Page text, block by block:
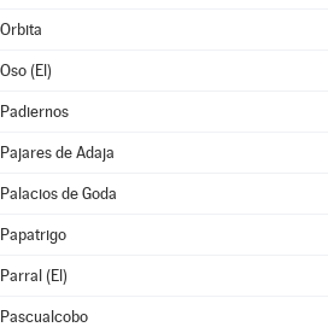
Orbita
Oso (El)
Padiernos
Pajares de Adaja
Palacios de Goda
Papatrigo
Parral (El)
Pascualcobo